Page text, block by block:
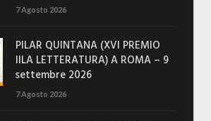
7 Agosto 2026
PILAR QUINTANA (XVI PREMIO
IILA LETTERATURA) A ROMA – 9
settembre 2026
7 Agosto 2026